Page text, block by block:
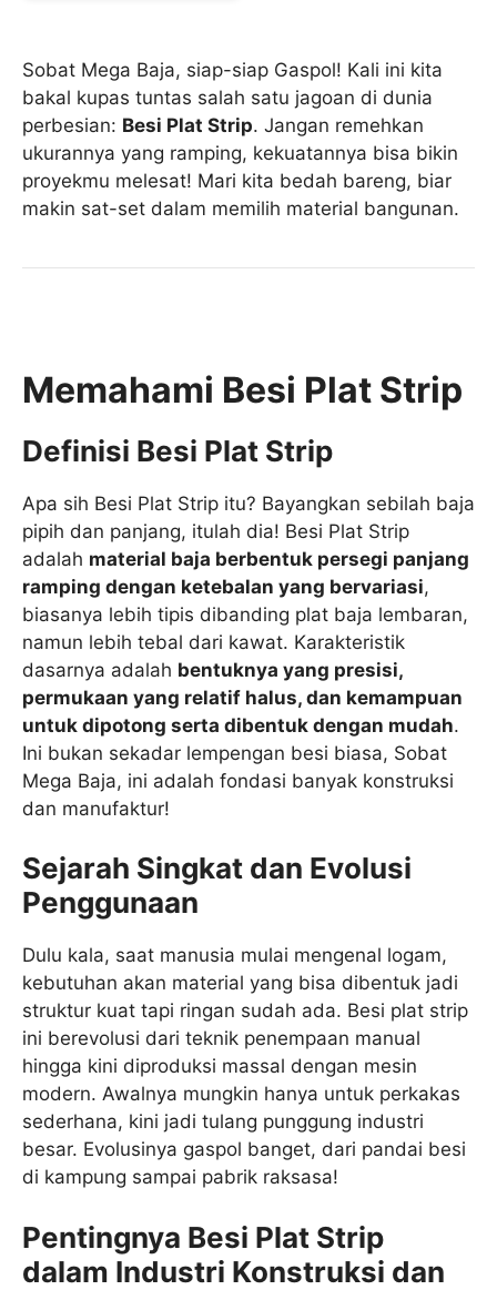
Sobat Mega Baja, siap-siap Gaspol! Kali ini kita
bakal kupas tuntas salah satu jagoan di dunia
perbesian: Besi Plat Strip. Jangan remehkan
ukurannya yang ramping, kekuatannya bisa bikin
proyekmu melesat! Mari kita bedah bareng, biar
makin sat-set dalam memilih material bangunan.
Memahami Besi Plat Strip
Definisi Besi Plat Strip
Apa sih Besi Plat Strip itu? Bayangkan sebilah baja
pipih dan panjang, itulah dia! Besi Plat Strip
adalah material baja berbentuk persegi panjang
ramping dengan ketebalan yang bervariasi,
biasanya lebih tipis dibanding plat baja lembaran,
namun lebih tebal dari kawat. Karakteristik
dasarnya adalah bentuknya yang presisi,
permukaan yang relatif halus, dan kemampuan
untuk dipotong serta dibentuk dengan mudah.
Ini bukan sekadar lempengan besi biasa, Sobat
Mega Baja, ini adalah fondasi banyak konstruksi
dan manufaktur!
Sejarah Singkat dan Evolusi
Penggunaan
Dulu kala, saat manusia mulai mengenal logam,
kebutuhan akan material yang bisa dibentuk jadi
struktur kuat tapi ringan sudah ada. Besi plat strip
ini berevolusi dari teknik penempaan manual
hingga kini diproduksi massal dengan mesin
modern. Awalnya mungkin hanya untuk perkakas
sederhana, kini jadi tulang punggung industri
besar. Evolusinya gaspol banget, dari pandai besi
di kampung sampai pabrik raksasa!
Pentingnya Besi Plat Strip
dalam Industri Konstruksi dan